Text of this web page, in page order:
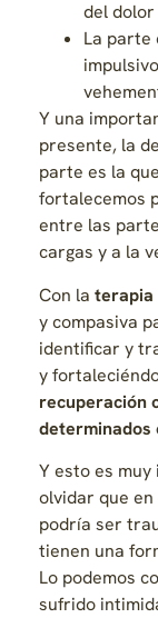
del dolor
La parte
Y una
presente, la
parte es la
fortalecemos
entre las
cargas y a la
Con la terapia
y compasiva
identificar y
y
recuperación
Y esto es
olvidar que
podría ser
tienen una
Lo podemos
sufrido